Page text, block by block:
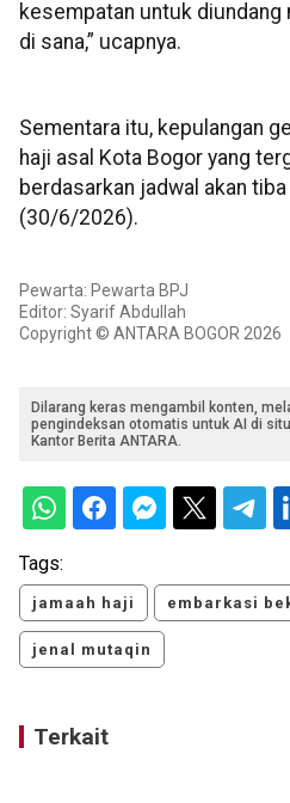
kesempatan untuk diundang
di sana,” ucapnya.
Sementara itu, kepulangan
haji asal Kota Bogor yang
berdasarkan jadwal akan
(30/6/2026).
Pewarta: Pewarta BPJ
Editor: Syarif Abdullah
Copyright © ANTARA BOGOR 2026
Dilarang keras mengambil konten,
pengindeksan otomatis untuk AI di
Kantor Berita ANTARA.
Tags:
jamaah haji embarkasi
jenal mutaqin
Terkait